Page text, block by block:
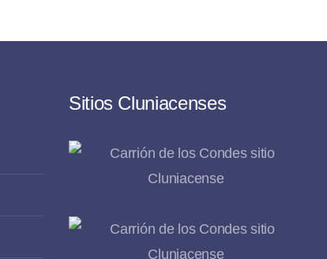
Sitios Cluniacenses